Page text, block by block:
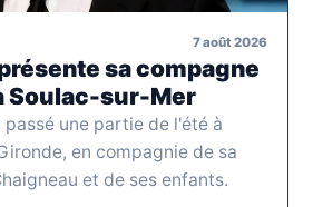
7 août 2026
sa compagne
Soulac-sur-Mer
une partie de l'été à
en compagnie de sa
et de ses enfants.